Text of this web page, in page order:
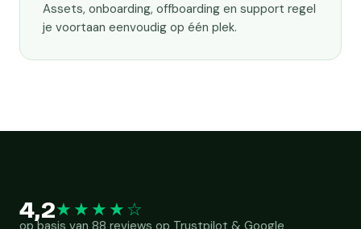
Assets, onboarding, offboarding en support regel
je voortaan eenvoudig op één plek.
4,2★★★★☆
op basis van 88 reviews op Trustpilot & Google